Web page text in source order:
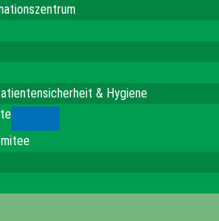
& Hygiene